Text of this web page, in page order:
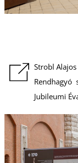
Strobl
Jubileumi